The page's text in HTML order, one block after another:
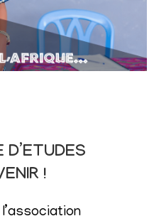
D’ETUDES
!